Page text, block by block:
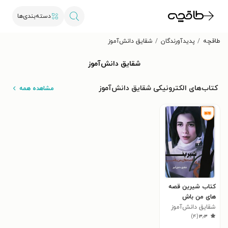
دسته‌بندی‌ها
طاقچه پدیدآورندگان شقایق دانش‌آموز
شقایق دانش‌آموز
کتاب‌های الکترونیکی شقایق دانش‌آموز مشاهده همه
کتاب شیرین قصه
های من باش
شقایق دانش‌آموز
۳٫۳(۴)